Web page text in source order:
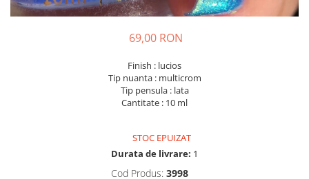
69,00 RON
Finish : lucios
Tip nuanta : multicrom
Tip pensula : lata
Cantitate : 10 ml
STOC EPUIZAT
Durata de livrare: 1
Cod Produs: 3998